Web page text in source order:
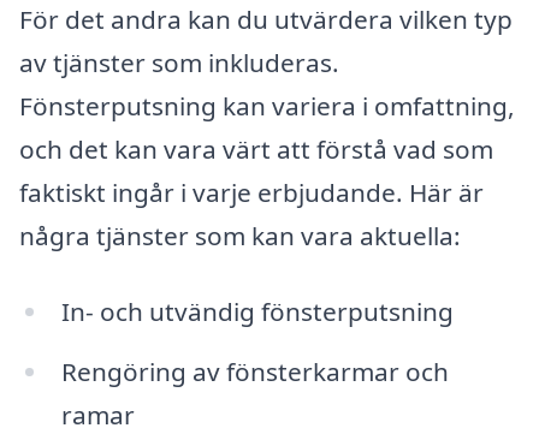
För det andra kan du utvärdera vilken typ
av tjänster som inkluderas.
Fönsterputsning kan variera i omfattning,
och det kan vara värt att förstå vad som
faktiskt ingår i varje erbjudande. Här är
några tjänster som kan vara aktuella:
In- och utvändig fönsterputsning
Rengöring av fönsterkarmar och
ramar